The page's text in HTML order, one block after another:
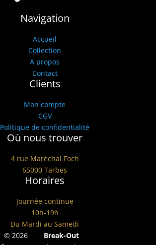
Navigation
Accueil
Collection
A propos
Contact
Clients
Mon compte
CGV
Politique de confidentialité
Où nous trouver
4 rue Maréchal Foch
65000 Tarbes
Horaires
Journée continue
10h-19h
Du Mardi au Samedi
©2026
Break-Out